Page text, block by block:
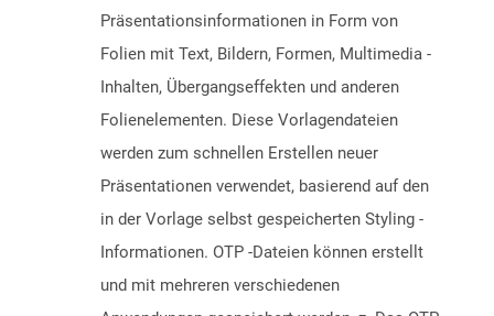
Präsentationsinformationen in Form von
Folien mit Text, Bildern, Formen, Multimedia -
Inhalten, Übergangseffekten und anderen
Folienelementen. Diese Vorlagendateien
werden zum schnellen Erstellen neuer
Präsentationen verwendet, basierend auf den
in der Vorlage selbst gespeicherten Styling -
Informationen. OTP -Dateien können erstellt
und mit mehreren verschiedenen